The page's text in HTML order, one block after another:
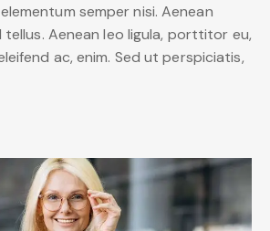
semper nisi. Aenean
Aenean leo ligula, porttitor eu,
ac, enim. Sed ut perspiciatis,